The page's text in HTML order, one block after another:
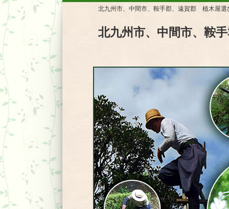
北九州市、中間市、鞍手郡、遠賀郡 植木屋選
北九州市、中間市、鞍